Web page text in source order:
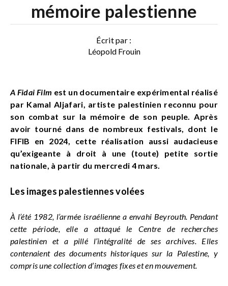
mémoire palestienne
Écrit par :
Léopold Frouin
A Fidai Film est un documentaire expérimental réalisé
par Kamal Aljafari, artiste palestinien reconnu pour
son combat sur la mémoire de son peuple. Après
avoir tourné dans de nombreux festivals, dont le
FIFIB en 2024, cette réalisation aussi audacieuse
qu’exigeante à droit à une (toute) petite sortie
nationale, à partir du mercredi 4 mars.
Les images palestiennes volées
À l’été 1982, l’armée israélienne a envahi Beyrouth. Pendant
cette période, elle a attaqué le Centre de recherches
palestinien et a pillé l’intégralité de ses archives. Elles
contenaient des documents historiques sur la Palestine, y
compris une collection d’images fixes et en mouvement.